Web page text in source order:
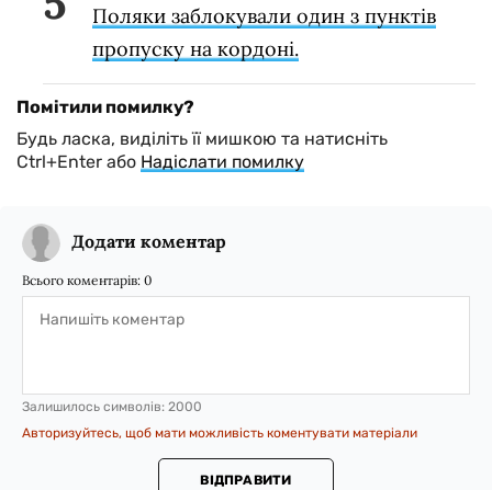
Поляки заблокували один з пунктів
пропуску на кордоні.
Помітили помилку?
Будь ласка, виділіть її мишкою та натисніть
Ctrl+Enter або Надіслати помилку
Додати коментар
Всього коментарів: 0
Залишилось символів: 2000
Авторизуйтесь, щоб мати можливість коментувати матеріали
ВІДПРАВИТИ